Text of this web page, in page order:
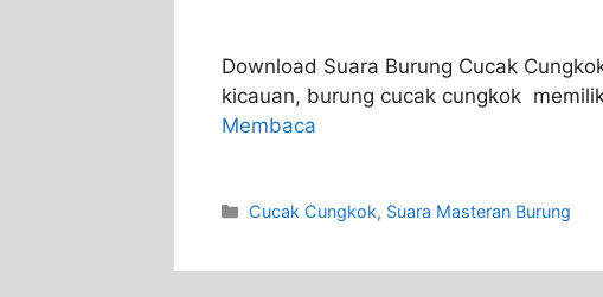
Download Suara Burung Cucak
kicauan, burung cucak cungkok
Membaca
Categories
Cucak Cungkok, Suara Masteran Burung